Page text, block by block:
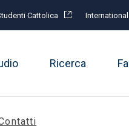
Cattolica
Ricerca